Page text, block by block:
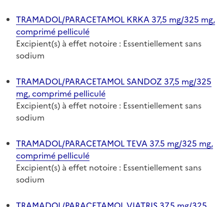
TRAMADOL/PARACETAMOL KRKA 37,5 mg/325 mg,
comprimé pelliculé
Excipient(s) à effet notoire : Essentiellement sans
sodium
TRAMADOL/PARACETAMOL SANDOZ 37,5 mg/325
mg, comprimé pelliculé
Excipient(s) à effet notoire : Essentiellement sans
sodium
TRAMADOL/PARACETAMOL TEVA 37.5 mg/325 mg,
comprimé pelliculé
Excipient(s) à effet notoire : Essentiellement sans
sodium